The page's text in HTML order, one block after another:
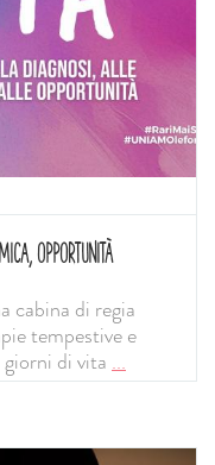
OPPORTUNITÀ
cabina di regia
tempestive e
di vita ...